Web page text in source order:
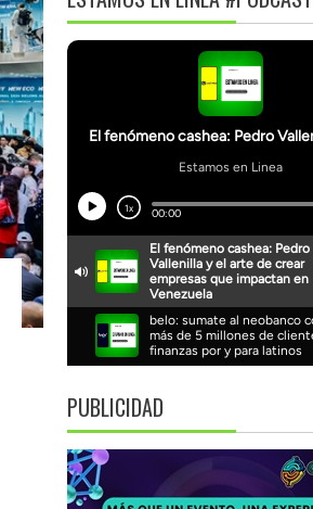
PUBLICIDAD